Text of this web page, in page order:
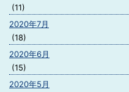
(11)
2020年7月
(18)
2020年6月
(15)
2020年5月